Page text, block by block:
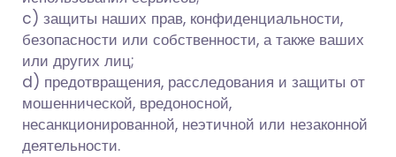
c) защиты наших прав, конфиденциальности,
безопасности или собственности, а также ваших
или других лиц;
d) предотвращения, расследования и защиты от
мошеннической, вредоносной,
несанкционированной, неэтичной или незаконной
деятельности.